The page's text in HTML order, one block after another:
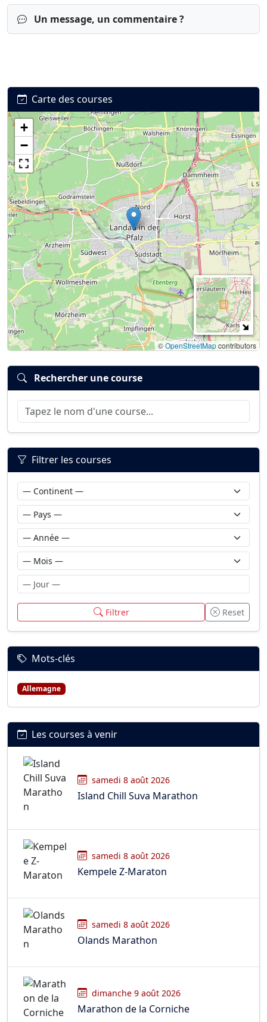
Affiche du Bréal-Marathon Landau 2024
Un message, un commentaire ?
Connexion S’inscrire mot de passe oublié ?
Carte des courses
+
−
©OpenStreetMapcontributors
Rechercher une course
Filtrer les courses
Filtrer Reset
Mots-clés
Allemagne
Les courses à venir
samedi 8 août 2026
Island Chill Suva Marathon
samedi 8 août 2026
Kempele Z-Maraton
samedi 8 août 2026
Olands Marathon
dimanche 9 août 2026
Marathon de la Corniche